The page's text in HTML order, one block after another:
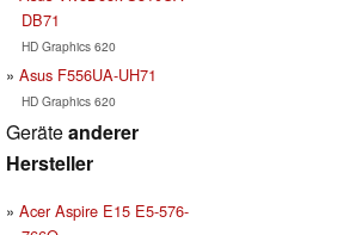
DB71
HD Graphics 620
Asus F556UA-UH71
HD Graphics 620
Geräteanderer
Hersteller
Acer Aspire E15 E5-576-